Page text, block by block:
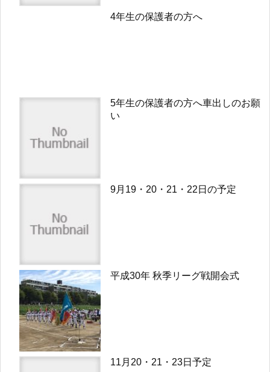
4年生の保護者の方へ
5年生の保護者の方へ車出しのお願
い
9月19・20・21・22日の予定
平成30年 秋季リーグ戦開会式
11月20・21・23日予定